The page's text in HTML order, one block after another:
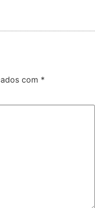
com *